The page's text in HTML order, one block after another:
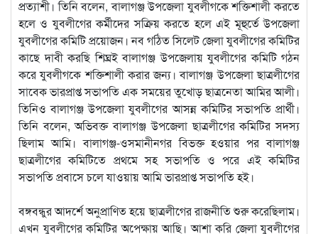
প্রত্যাশী। তিনি বলেন, বালাগঞ্জ উপজেলা যুবলীগকে শক্তিশালী করতে
হলে ও যুবলীগের কর্মীদের সক্রিয় করতে হলে এই মূহুর্তে উপজেলা
যুবলীগের কমিটি প্রয়োজন। নব গঠিত সিলেট জেলা যুবলীগের কমিটির
কাছে দাবী করছি শিঘ্রই বালাগঞ্জ উপজেলায় যুবলীগের কমিটি গঠন
করে যুবলীগকে শক্তিশালী করার জন্য। বালাগঞ্জ উপজেলা ছাত্রলীগের
সাবেক ভারপ্রাপ্ত সভাপতি এক সময়ের তুখোড় ছাত্রনেতা আমির আলী।
তিনিও বালাগঞ্জ উপজেলা যুবলীগের আসন্ন কমিটির সভাপতি প্রার্থী।
তিনি বলেন, অভিবক্ত বালাগঞ্জ উপজেলা ছাত্রলীগের কমিটির সদস্য
ছিলাম আমি। বালাগঞ্জ-ওসমানীনগর বিভক্ত হওয়ার পর বালাগঞ্জ
ছাত্রলীগের কমিটিতে প্রথমে সহ সভাপতি ও পরে এই কমিটির
সভাপতি প্রবাসে চলে যাওয়ায় আমি ভারপ্রাপ্ত সভাপতি হই।
বঙ্গবন্ধুর আদর্শে অনুপ্রাণিত হয়ে ছাত্রলীগের রাজনীতি শুরু করেছিলাম।
এখন যুবলীগের কমিটির অপেক্ষায় আছি। আশা করি জেলা যুবলীগের